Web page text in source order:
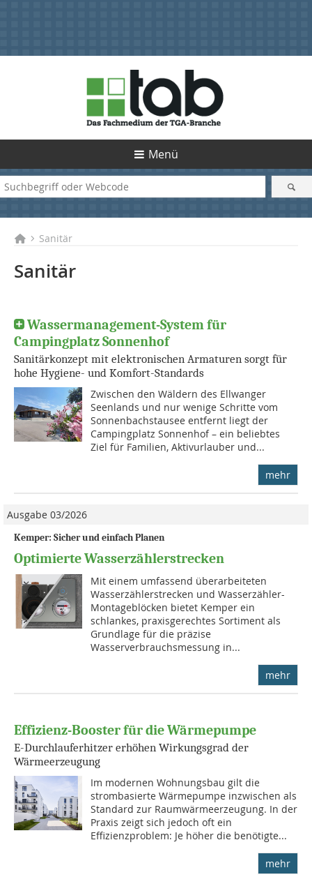
Menü
Sanitär
Sanitär
Wassermanagement-System für
Campingplatz Sonnenhof
Sanitärkonzept mit elektronischen Armaturen sorgt für
hohe Hygiene- und Komfort-Standards
Zwischen den Wäldern des Ellwanger
Seenlands und nur wenige Schritte vom
Sonnenbachstausee entfernt liegt der
Campingplatz Sonnenhof – ein beliebtes
Ziel für Familien, Aktivurlauber und...
mehr
Ausgabe 03/2026
Kemper: Sicher und einfach Planen
Optimierte Wasserzählerstrecken
Mit einem umfassend überarbeiteten
Wasserzählerstrecken und Wasserzähler-
Montageblöcken bietet Kemper ein
schlankes, praxisgerechtes Sortiment als
Grundlage für die präzise
Wasserverbrauchsmessung in...
mehr
Effizienz-Booster für die Wärmepumpe
E-Durchlauferhitzer erhöhen Wirkungsgrad der
Wärmeerzeugung
Im modernen Wohnungsbau gilt die
strombasierte Wärmepumpe inzwischen als
Standard zur Raumwärmeerzeugung. In der
Praxis zeigt sich jedoch oft ein
Effizienzproblem: Je höher die benötigte...
mehr